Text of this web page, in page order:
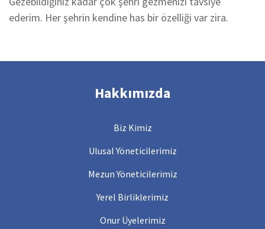
ederim. Her şehrin kendine has bir özelliği var zira.
Hakkımızda
Biz Kimiz
Ulusal Yöneticilerimiz
Mezun Yöneticilerimiz
Yerel Birliklerimiz
Onur Üyelerimiz